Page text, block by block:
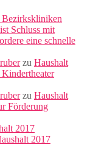
Bezirkskliniken
Schluss mit
eine schnelle
zu Haushalt
zu Haushalt
Förderung
2017
2017